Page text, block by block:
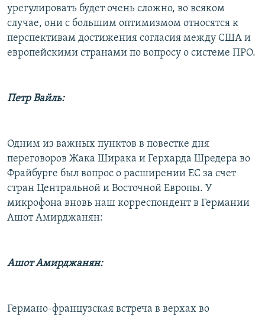
урегулировать будет очень сложно, во всяком
случае, они с большим оптимизмом относятся к
перспективам достижения согласия между США и
европейскими странами по вопросу о системе ПРО.
Петр Вайль:
Одним из важных пунктов в повестке дня
переговоров Жака Ширака и Герхарда Шредера во
Фрайбурге был вопрос о расширении ЕС за счет
стран Центральной и Восточной Европы. У
микрофона вновь наш корреспондент в Германии
Ашот Амирджанян:
Ашот Амирджанян:
Германо-французская встреча в верхах во